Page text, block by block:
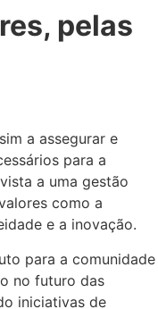
pelas
a assegurar e
para a
a uma gestão
como a
e a inovação.
para a comunidade
no futuro das
iniciativas de